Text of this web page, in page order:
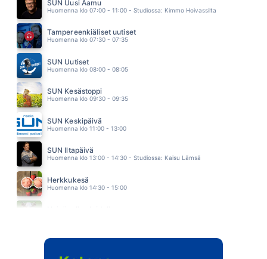
PANDORA
04.22
ELTON JOHN
04.16
FREDERIK
04.12
SUN Uusi Aamu
Huomenna klo 07:00 - 11:00 - Studiossa: Kimmo Hoivassilta
Tampereenkiäliset uutiset
Huomenna klo 07:30 - 07:35
SUN Uutiset
Huomenna klo 08:00 - 08:05
SUN Kesästoppi
Huomenna klo 09:30 - 09:35
SUN Keskipäivä
Huomenna klo 11:00 - 13:00
SUN Iltapäivä
Huomenna klo 13:00 - 14:30 - Studiossa: Kaisu Lämsä
Herkkukesä
Huomenna klo 14:30 - 15:00